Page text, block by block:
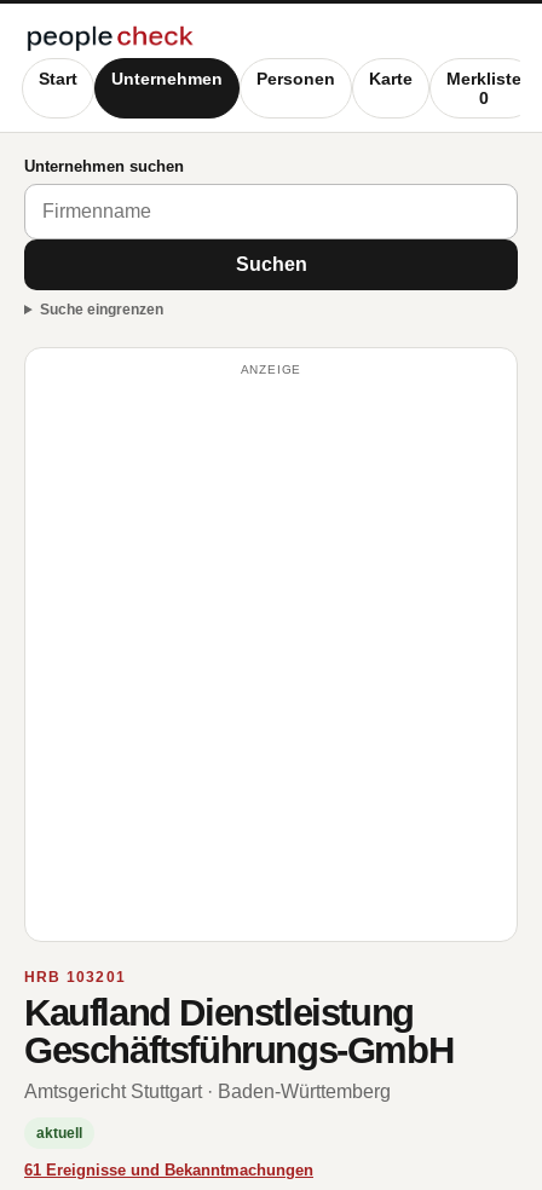
Start Unternehmen Personen Karte
Merkliste
0
Unternehmen suchen
Suchen
Suche eingrenzen
ANZEIGE
HRB 103201
Kaufland Dienstleistung
Geschäftsführungs-GmbH
Amtsgericht Stuttgart · Baden-Württemberg
aktuell
61 Ereignisse und Bekanntmachungen